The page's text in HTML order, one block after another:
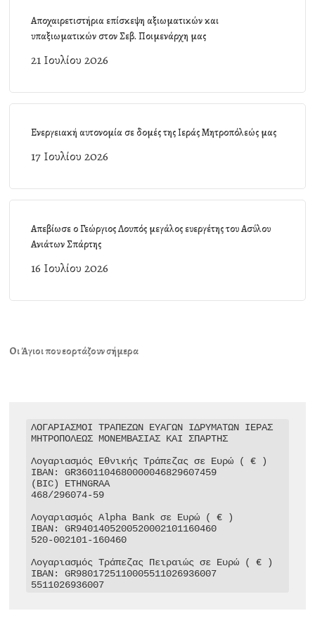
Αποχαιρετιστήρια επίσκεψη αξιωματικών και
υπαξιωματικών στον Σεβ. Ποιμενάρχη μας
21 Ιουλίου 2026
Ενεργειακή αυτονομία σε δομές της Ιεράς Μητροπόλεώς μας
17 Ιουλίου 2026
Απεβίωσε ο Γεώργιος Λουπός μεγάλος ευεργέτης του Ασύλου
Ανιάτων Σπάρτης
16 Ιουλίου 2026
Οι Άγιοι που εορτάζουν σήμερα
ΛΟΓΑΡΙΑΣΜΟΙ ΤΡΑΠΕΖΩΝ ΕΥΑΓΩΝ ΙΔΡΥΜΑΤΩΝ ΙΕΡΑΣ
ΜΗΤΡΟΠΟΛΕΩΣ ΜΟΝΕΜΒΑΣΙΑΣ ΚΑΙ ΣΠΑΡΤΗΣ
Λογαριασμός Εθνικής Τράπεζας σε Ευρώ ( € )
IBAN: GR3601104680000046829607459
(BIC) ETHNGRAA
468/296074-59
Λογαριασμός Alpha Bank σε Ευρώ ( € )
IBAN: GR9401405200520002101160460
520-002101-160460
Λογαριασμός Τράπεζας Πειραιώς σε Ευρώ ( € )
IBAN: GR9801725110005511026936007
5511026936007